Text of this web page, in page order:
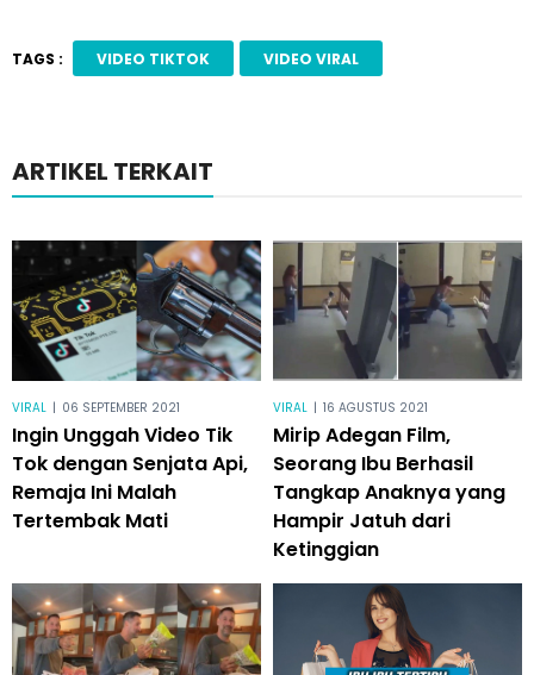
TAGS : VIDEO TIKTOK VIDEO VIRAL
ARTIKEL TERKAIT
VIRAL | 06 SEPTEMBER 2021
Ingin Unggah Video Tik
Tok dengan Senjata Api,
Remaja Ini Malah
Tertembak Mati
VIRAL | 16 AGUSTUS 2021
Mirip Adegan Film,
Seorang Ibu Berhasil
Tangkap Anaknya yang
Hampir Jatuh dari
Ketinggian